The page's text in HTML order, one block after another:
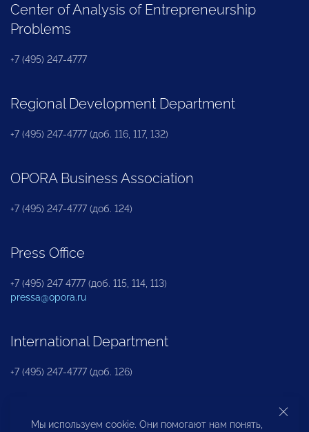
Center of Analysis of Entrepreneurship
Problems
+7 (495) 247-4777
Regional Development Department
+7 (495) 247-4777 (доб. 116, 117, 132)
OPORA Business Association
+7 (495) 247-4777 (доб. 124)
Press Office
+7 (495) 247 4777 (доб. 115, 114, 113)
pressa@opora.ru
International Department
+7 (495) 247-4777 (доб. 126)
Business and Investment Rights Protection
Мы используем cookie. Они помогают нам понять,